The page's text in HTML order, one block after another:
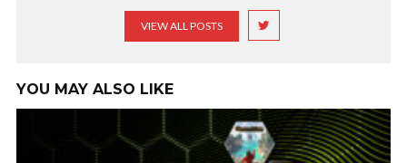
VIEW ALL POSTS
YOU MAY ALSO LIKE